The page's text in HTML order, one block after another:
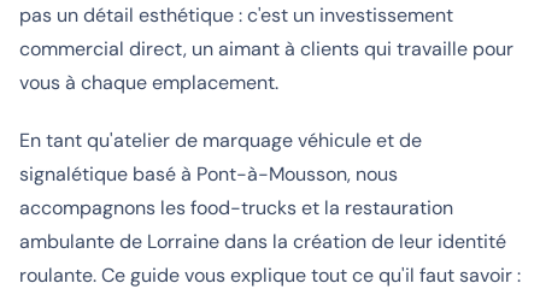
pas un détail esthétique : c'est un investissement
commercial direct, un aimant à clients qui travaille pour
vous à chaque emplacement.
En tant qu'atelier de marquage véhicule et de
signalétique basé à Pont-à-Mousson, nous
accompagnons les food-trucks et la restauration
ambulante de Lorraine dans la création de leur identité
roulante. Ce guide vous explique tout ce qu'il faut savoir :